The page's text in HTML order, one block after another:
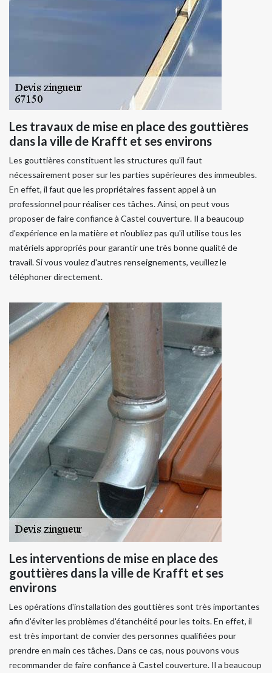
Les travaux de mise en place des gouttières
dans la ville de Krafft et ses environs
Les gouttières constituent les structures qu'il faut
nécessairement poser sur les parties supérieures des immeubles.
En effet, il faut que les propriétaires fassent appel à un
professionnel pour réaliser ces tâches. Ainsi, on peut vous
proposer de faire confiance à Castel couverture. Il a beaucoup
d'expérience en la matière et n'oubliez pas qu'il utilise tous les
matériels appropriés pour garantir une très bonne qualité de
travail. Si vous voulez d'autres renseignements, veuillez le
téléphoner directement.
Les interventions de mise en place des
gouttières dans la ville de Krafft et ses
environs
Les opérations d'installation des gouttières sont très importantes
afin d'éviter les problèmes d'étanchéité pour les toits. En effet, il
est très important de convier des personnes qualifiées pour
prendre en main ces tâches. Dans ce cas, nous pouvons vous
recommander de faire confiance à Castel couverture. Il a beaucoup